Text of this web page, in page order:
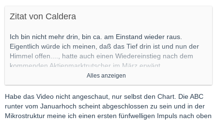
Zitat von Caldera
Ich bin nicht mehr drin, bin ca. am Einstand wieder raus.
Eigentlich würde ich meinen, daß das Tief drin ist und nun der
Himmel offen...., hatte auch einen Wiedereinstieg nach dem
kommenden Aktienmarktrutscher im März erwägt.
Aber dann habe ich A.Tiedjes Zählung gesehen und habe dies
erstmal ganz verschoben, bis der Boden
sicher ist.
Hier das Video ( in Kurzfassung : Er sieht den Boden erst bei ca.
13,5 $ )
Alles anzeigen
Habe das Video nicht angeschaut, nur selbst den Chart. Die ABC
runter vom Januarhoch scheint abgeschlossen zu sein und in der
Mikrostruktur meine ich einen ersten fünfwelligen Impuls nach oben